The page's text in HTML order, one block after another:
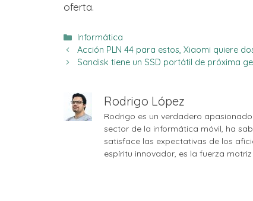
oferta.
Categorías
Informática
Acción PLN 44 para estos, Xiaomi quiere
Sandisk tiene un SSD portátil de próxima
Rodrigo López
Rodrigo es un verdadero
sector de la informática móvil, ha
satisface las expectativas de los
espíritu innovador, es la fuerza